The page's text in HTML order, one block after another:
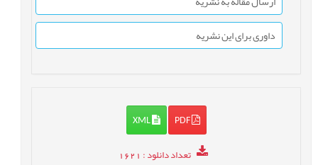
داوری برای این نشریه
PDF
XML
تعداد دانلود: 1621